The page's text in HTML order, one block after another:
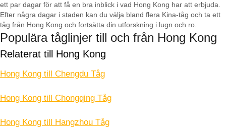
ett par dagar för att få en bra inblick i vad Hong Kong har att erbjuda.
Efter några dagar i staden kan du välja bland flera Kina-tåg och ta ett
tåg från Hong Kong och fortsätta din utforskning i lugn och ro.
Populära tåglinjer till och från Hong Kong
Relaterat till Hong Kong
Hong Kong till Chengdu Tåg
Hong Kong till Chongqing Tåg
Hong Kong till Hangzhou Tåg